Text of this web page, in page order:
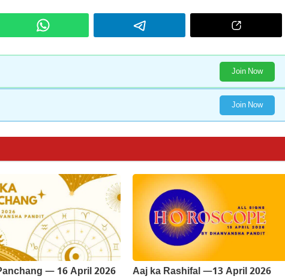
Join Now
Join Now
— 16 April 2026 Aaj ka Rashifal —13 April 2026